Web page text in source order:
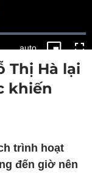
Thị Hà lại
khiến
trình hoạt
đến giờ nên